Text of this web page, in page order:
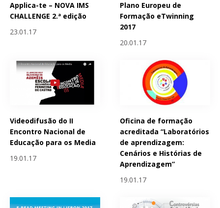
Applica-te – NOVA IMS
CHALLENGE 2.ª edição
23.01.17
Plano Europeu de
Formação eTwinning
2017
20.01.17
Videodifusão do II
Encontro Nacional de
Educação para os Media
19.01.17
Oficina de formação
acreditada “Laboratórios
de aprendizagem:
Cenários e Histórias de
Aprendizagem”
19.01.17